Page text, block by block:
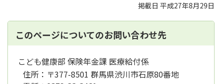
掲載日 平成27年8月29日
このページについてのお問い合わせ先
こども健康部 保険年金課 医療給付係
住所： 〒377-8501 群馬県渋川市石原80番地